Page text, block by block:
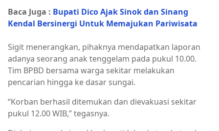
Baca Juga : Bupati Dico Ajak Sinok dan Sinang
Kendal Bersinergi Untuk Memajukan Pariwisata
Sigit menerangkan, pihaknya mendapatkan laporan
adanya seorang anak tenggelam pada pukul 10.00.
Tim BPBD bersama warga sekitar melakukan
pencarian hingga ke dasar sungai.
“Korban berhasil ditemukan dan dievakuasi sekitar
pukul 12.00 WIB,” tegasnya.